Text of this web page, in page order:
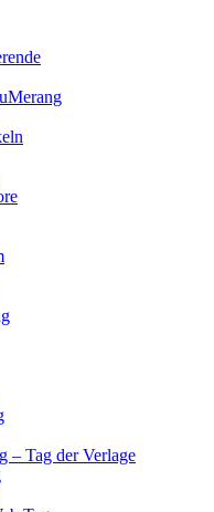
– Tag der Verlage